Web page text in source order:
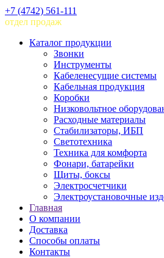
+7 (4742) 561-111
отдел продаж
Каталог продукции
Звонки
Инструменты
Кабеленесущие системы
Кабельная продукция
Коробки
Низковольтное
Расходные материалы
Стабилизаторы, ИБП
Светотехника
Техника для комфорта
Фонари, батарейки
Щиты, боксы
Электросчетчики
Электроустановочные
Главная
О компании
Доставка
Способы оплаты
Контакты